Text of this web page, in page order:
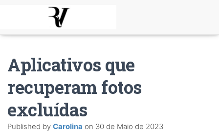
Aplicativos que
recuperam fotos
excluídas
Published by Carolina on 30 de Maio de 2023